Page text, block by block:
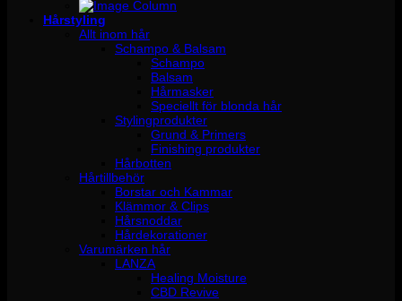
Hårstyling
Allt inom hår
Schampo & Balsam
Schampo
Balsam
Hårmasker
Speciellt för blonda hår
Stylingprodukter
Grund & Primers
Finishing produkter
Hårbotten
Hårtillbehör
Borstar och Kammar
Klämmor & Clips
Hårsnoddar
Hårdekorationer
Varumärken hår
LANZA
Healing Moisture
CBD Revive